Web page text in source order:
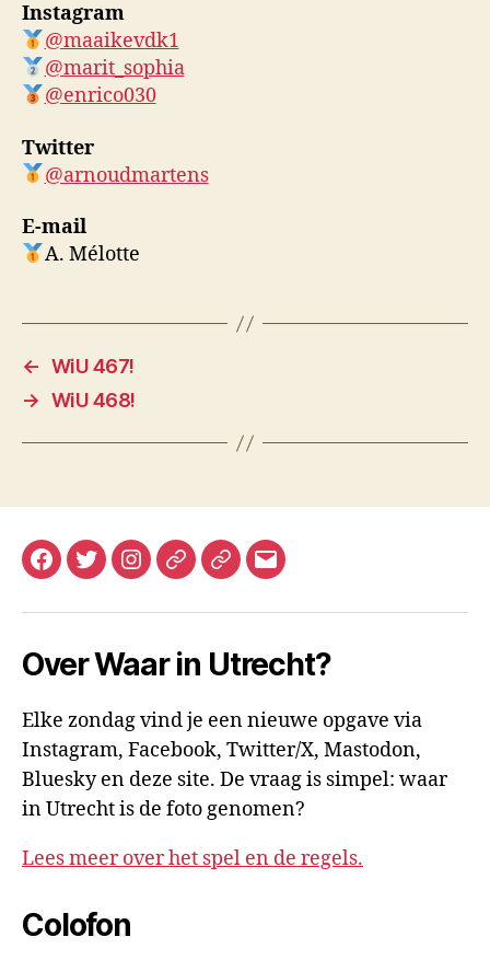
Instagram
@maaikevdk1
@marit_sophia
@enrico030
Twitter
@arnoudmartens
E-mail
A. Mélotte
← WiU 467!
→ WiU 468!
Facebook
TwitterInstagramMastodon
Bluesky
E-
Over Waar in Utrecht?
Elke zondag vind je een nieuwe opgave via
Instagram, Facebook, Twitter/X, Mastodon,
Bluesky en deze site. De vraag is simpel: waar
in Utrecht is de foto genomen?
Lees meer over het spel en de regels.
Colofon